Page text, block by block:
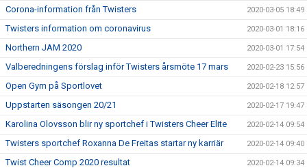
Corona-information från Twisters 2020-03-05 18:49
Twisters information om coronavirus 2020-03-01 18:16
Northern JAM 2020 2020-03-01 17:54
Valberedningens förslag inför Twisters årsmöte 17 mars 2020-02-23 15:56
Open Gym på Sportlovet 2020-02-18 12:57
Uppstarten säsongen 20/21 2020-02-17 19:47
Karolina Olovsson blir ny sportchef i Twisters Cheer Elite 2020-02-14 09:54
Twisters sportchef Roxanna De Freitas startar ny karriär 2020-02-14 09:40
Twist Cheer Comp 2020 resultat 2020-02-14 09:34